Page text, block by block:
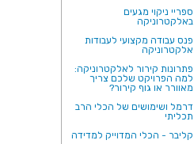
ספריי ניקוי מגעים
באלקטרוניקה
פנס עבודה מקצועי לעבודות
אלקטרוניקה
פתרונות קירור לאלקטרוניקה:
למה הפרויקט שלכם צריך
מאוורר או גוף קירור?
דרמל ושימושים של הכלי הרב
תכליתי
קליבר - הכלי המדוייק למדידה